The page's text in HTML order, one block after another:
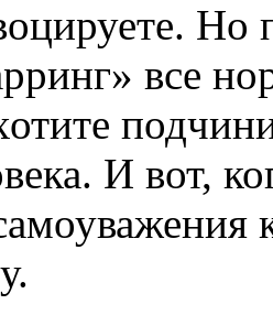
Но
все
И вот,